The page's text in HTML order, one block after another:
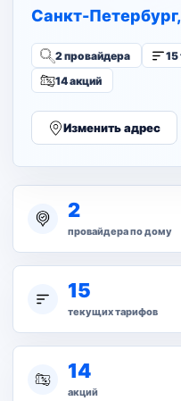
Санкт-
2 провайдера
14 акций
Изменить адрес
2
провайдера по дому
15
текущих тарифов
14
акций